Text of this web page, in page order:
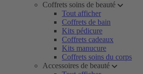
Coffrets soins de beauté
Tout afficher
Coffrets de bain
Kits pédicure
Coffrets cadeaux
Kits manucure
Coffrets soins du corps
Accessoires de beauté